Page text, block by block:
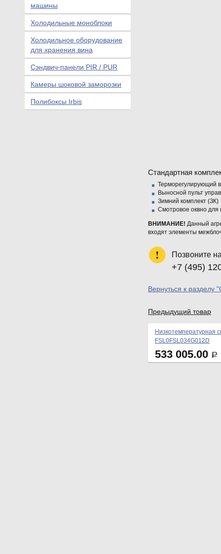
Стандартная
Терморегулирующий
Выносной пульт
Зимний комплект (ЗК)
Смотровое оквно для
ВНИМАНИЕ! Данный
входят элементы
Позвоните
+7 (495)
Вернуться к разделу
Предыдущий товар
Низкотемпературная
FSL0FSL034G012D
533 005.00 Р
машины
Холодильные моноблоки
Холодильное оборудование
для хранения вина
Сэндвич-панели PIR / PUR
Камеры шоковой заморозки
Полибоксы Irbis